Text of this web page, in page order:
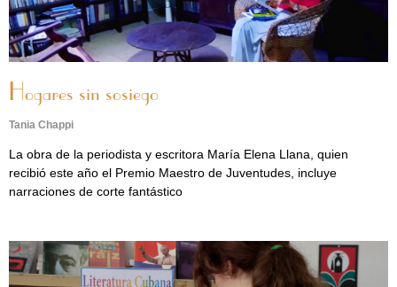
Hogares sin sosiego
Tania Chappi
La obra de la periodista y escritora María Elena Llana, quien
recibió este año el Premio Maestro de Juventudes, incluye
narraciones de corte fantástico